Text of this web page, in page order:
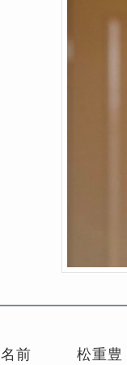
名前 松重豊（